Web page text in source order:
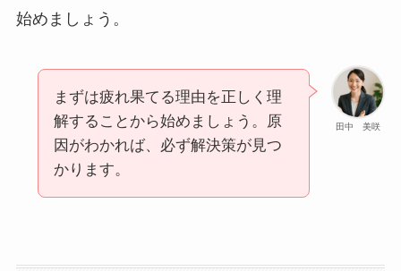
始めましょう。
田中 美咲
まずは疲れ果てる理由を正しく理
解することから始めましょう。原
因がわかれば、必ず解決策が見つ
かります。